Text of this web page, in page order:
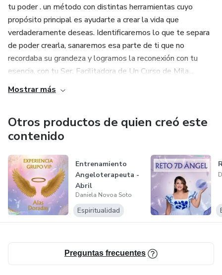
tu poder . un método con distintas herramientas cuyo
propósito principal es ayudarte a crear la vida que
verdaderamente deseas. Identificaremos lo que te separa
de poder crearla, sanaremos esa parte de ti que no
recordaba su grandeza y logramos la reconexión con tu
esencia, con tu Ser. Facilitadora de Un Curso de Mila...
Mostrar más
Otros productos de quien creó este
contenido
Entrenamiento
Angeloterapeuta -
Abril
Daniela Novoa Soto
Espiritualidad
Preguntas frecuentes